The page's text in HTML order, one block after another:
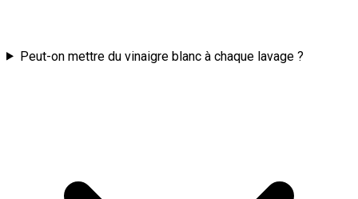
Peut-on mettre du vinaigre blanc à chaque lavage ?